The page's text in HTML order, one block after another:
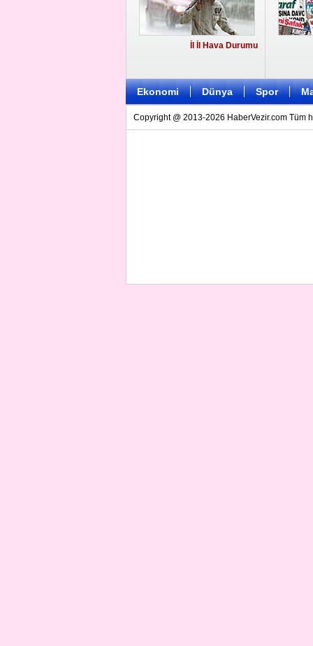
İl İl Hava Durumu
Ekonomi Dünya Spor
Copyright @ 2013-2026 HaberVezir.com Tüm